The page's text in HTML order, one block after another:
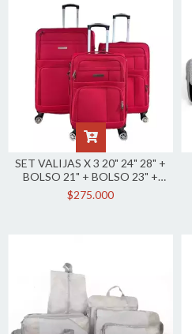
SET VALIJAS X 3 20" 24" 28" +
BOLSO 21" + BOLSO 23" +
BOLSO 25" + BOLSO 27"
PC4021SET01X7
$275.000